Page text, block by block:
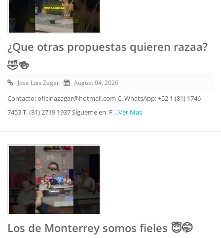
¿Que otras propuestas quieren razaa?
🤣🍻
Jose Luis Zagar August 04, 2026
Contacto: oficinazagar@hotmail.com C. WhatsApp: +52 1 (81) 1746
7453 T. (81) 2719 1937 Sígueme en: F ...Ver Mas
Los de Monterrey somos fieles 😇🤭